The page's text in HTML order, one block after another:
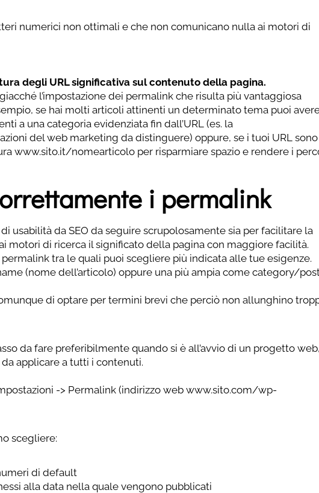
numerici non ottimali e che non comunicano nulla ai motori di
degli URL significativa sul contenuto della pagina.
l’impostazione dei permalink che risulta più vantaggiosa
se hai molti articoli attinenti un determinato tema puoi
a una categoria evidenziata fin dall’URL (es. la
del web marketing da distinguere) oppure, se i tuoi URL sono
www.sito.it/nomearticolo per risparmiare spazio e rendere i
i permalink
usabilità da SEO da seguire scrupolosamente sia per facilitare la
motori di ricerca il significato della pagina con maggiore facilità.
tra le quali puoi scegliere più indicata alle tue esigenze.
(nome dell’articolo) oppure una più ampia come category/
di optare per termini brevi che perciò non allunghino
da fare preferibilmente quando si è all’avvio di un progetto
applicare a tutti i contenuti.
-> Permalink (indirizzo web www.sito.com/wp-
scegliere:
di default
alla data nella quale vengono pubblicati